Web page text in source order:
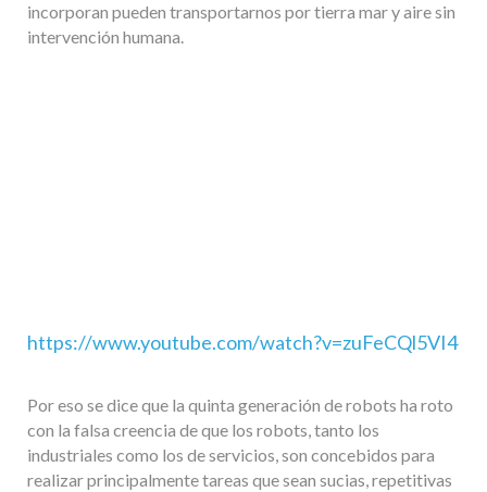
incorporan pueden transportarnos por tierra mar y aire sin
intervención humana.
https://www.youtube.com/watch?v=zuFeCQl5VI4
Por eso se dice que la quinta generación de robots ha roto
con la falsa creencia de que los robots, tanto los
industriales como los de servicios, son concebidos para
realizar principalmente tareas que sean sucias, repetitivas